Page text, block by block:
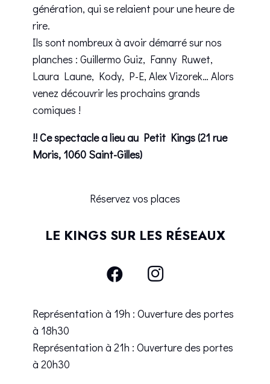
génération, qui se relaient pour une heure de
rire.
Ils sont nombreux à avoir démarré sur nos
planches : Guillermo Guiz, Fanny Ruwet,
Laura Laune, Kody, P-E, Alex Vizorek… Alors
venez découvrir les prochains grands
comiques !
!! Ce spectacle a lieu au Petit Kings (21 rue
Moris, 1060 Saint-Gilles)
Réservez vos places
LE KINGS SUR LES RÉSEAUX
Représentation à 19h : Ouverture des portes
à 18h30
Représentation à 21h : Ouverture des portes
à 20h30